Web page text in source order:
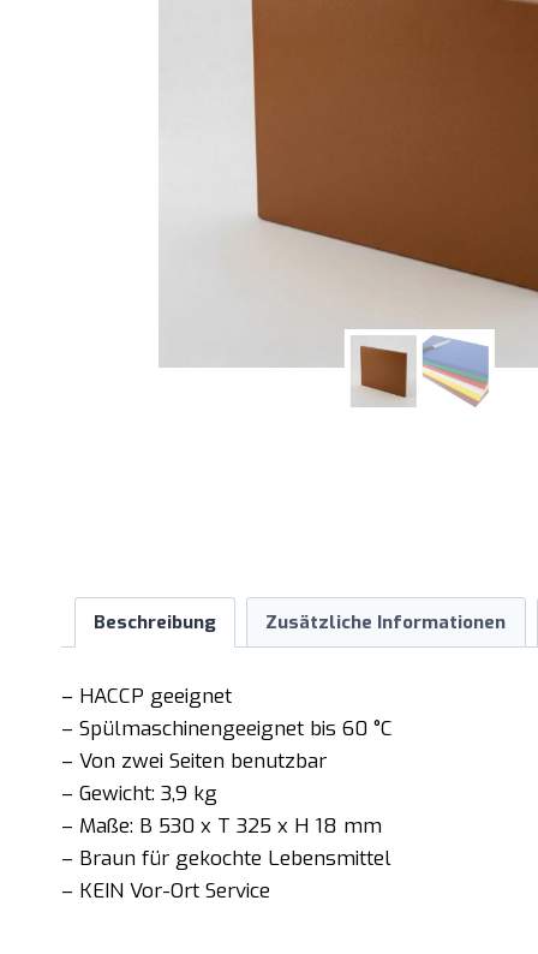
Beschreibung Zusätzliche Informationen
– HACCP geeignet
– Spülmaschinengeeignet bis 60 °C
– Von zwei Seiten benutzbar
– Gewicht: 3,9 kg
– Maße: B 530 x T 325 x H 18 mm
– Braun für gekochte Lebensmittel
– KEIN Vor-Ort Service